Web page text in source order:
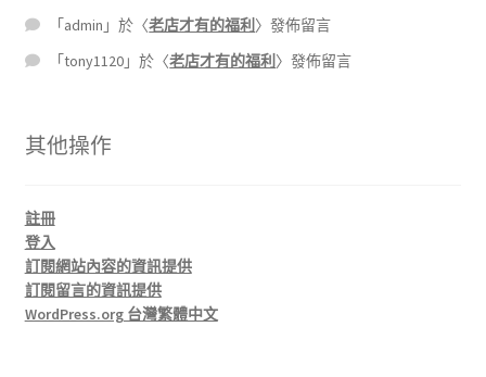
「admin 」於〈老店才有的福利 〉發佈留言
「tony1120 」於〈老店才有的福利 〉發佈留言
其他操作
註冊
登入
訂閱網站內容的資訊提供
訂閱留言的資訊提供
WordPress.org 台灣繁體中文